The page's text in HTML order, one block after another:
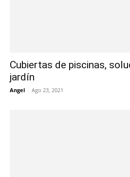
Cubiertas de piscinas,
jardín
Angel - Ago 23, 2021